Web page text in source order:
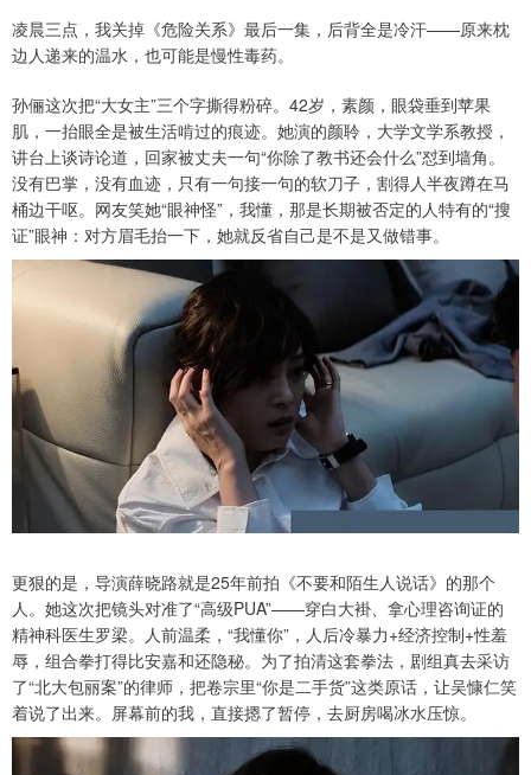
凌晨三点，我关掉《危险关系》最后一集，后背全是冷汗——原来枕
边人递来的温水，也可能是慢性毒药。
孙俪这次把“大女主”三个字撕得粉碎。42岁，素颜，眼袋垂到苹果
肌，一抬眼全是被生活啃过的痕迹。她演的颜聆，大学文学系教授，
讲台上谈诗论道，回家被丈夫一句“你除了教书还会什么”怼到墙角。
没有巴掌，没有血迹，只有一句接一句的软刀子，割得人半夜蹲在马
桶边干呕。网友笑她“眼神怪”，我懂，那是长期被否定的人特有的“搜
证”眼神：对方眉毛抬一下，她就反省自己是不是又做错事。
更狠的是，导演薛晓路就是25年前拍《不要和陌生人说话》的那个
人。她这次把镜头对准了“高级PUA”——穿白大褂、拿心理咨询证的
精神科医生罗梁。人前温柔，“我懂你”，人后冷暴力+经济控制+性羞
辱，组合拳打得比安嘉和还隐秘。为了拍清这套拳法，剧组真去采访
了“北大包丽案”的律师，把卷宗里“你是二手货”这类原话，让吴慷仁笑
着说了出来。屏幕前的我，直接摁了暂停，去厨房喝冰水压惊。